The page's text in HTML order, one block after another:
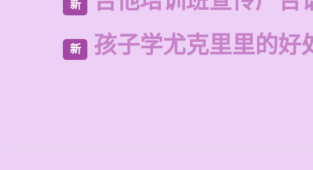
新
新 孩子学尤克里里的好